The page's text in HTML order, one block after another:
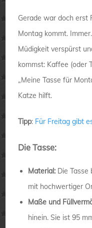
Gerade war doch erst
Montag kommt.
Müdigkeit verspürst
kommst: Kaffee (oder
„Meine Tasse für
Katze hilft.
Tipp: Für Freitag gibt
Die Tasse:
Material: Die
mit hochwertiger
Maße und
hinein. Sie ist 95